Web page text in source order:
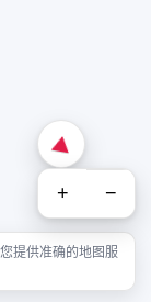
+ −
提供准确的地图服